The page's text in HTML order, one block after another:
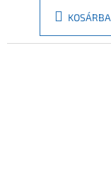
KOSÁRBA